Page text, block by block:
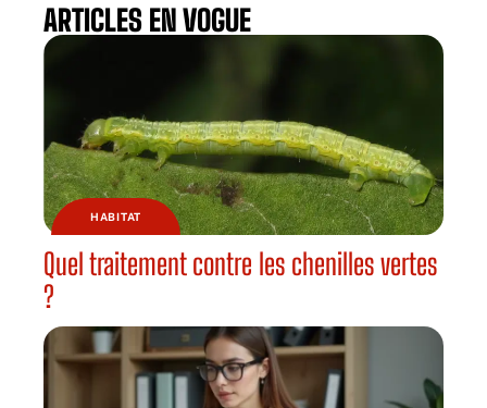
ARTICLES EN VOGUE
HABITAT
Quel traitement contre les chenilles vertes
?